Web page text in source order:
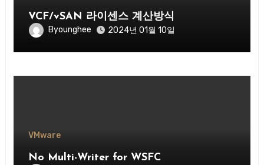
VCF/vSAN 라이센스 계산방식
Byounghee 2024년 01월 10일
VMware
No Multi-Writer for WSFC